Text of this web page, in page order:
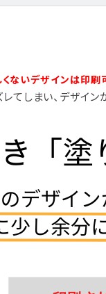
くないデザインは印
てしまい、デザイ